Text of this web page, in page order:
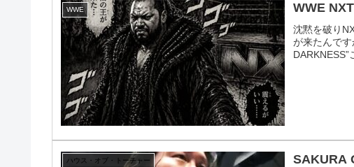
WWE WWE
沈黙を破り
が来たんで
DARKNESS”
ハウス・オブ・トーチャー
SAKURA